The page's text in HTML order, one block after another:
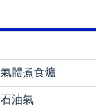
氣體煮食爐
石油氣